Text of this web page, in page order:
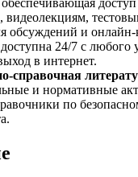
видеолекциям,
обсуждений и онлайн-
24/7 с любого
в интернет.
справочная
и нормативные
по